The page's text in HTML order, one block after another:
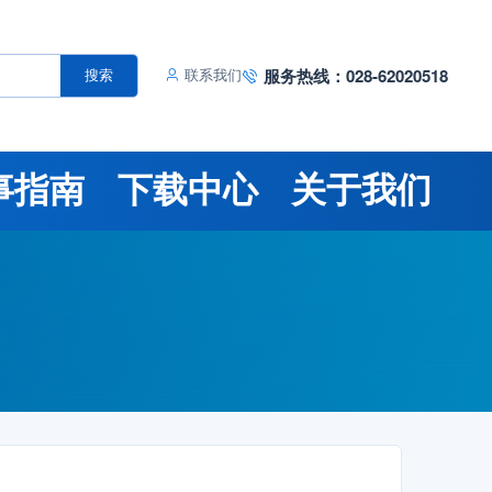
搜索 联系我们 服务热线：028-62020518
指南 下载中心 关于我们